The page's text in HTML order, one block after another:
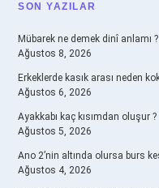
SIDEBAR
SON YAZILAR
Mübarek ne demek dinî anlamı ?
Ağustos 8, 2026
Erkeklerde kasık arası neden
Ağustos 6, 2026
Ayakkabı kaç kısımdan oluşur ?
Ağustos 5, 2026
Ano 2’nin altında olursa burs
Ağustos 4, 2026